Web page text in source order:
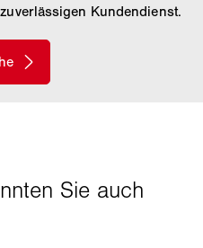
Kundendienst.